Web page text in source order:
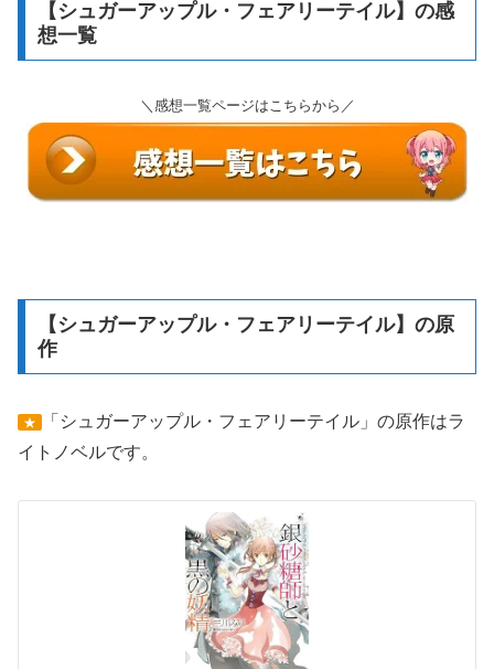
【シュガーアップル・フェアリーテイル】の感
想一覧
＼感想一覧ページはこちらから／
【シュガーアップル・フェアリーテイル】の原
作
★
「シュガーアップル・フェアリーテイル」の原作はラ
イトノベルです。